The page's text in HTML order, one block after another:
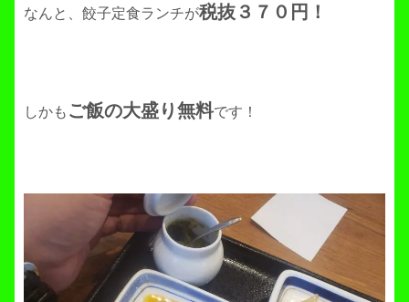
なんと、餃子定食ランチが税抜３７０円！
しかも ご飯の大盛り無料です！